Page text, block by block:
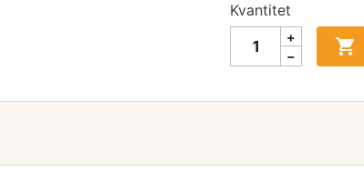
Kvantitet
